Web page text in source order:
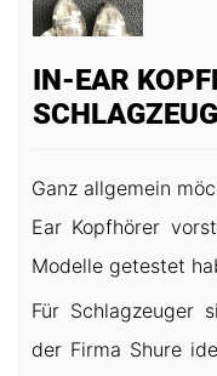
IN-EAR
Ganz allgemein
Ear Kopfhörer
Modelle getestet
Für Schlagzeuger
der Firma Shure